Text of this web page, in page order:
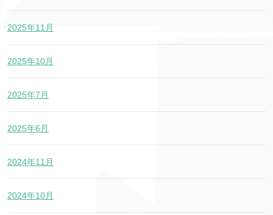
2025年11月
2025年10月
2025年7月
2025年6月
2024年11月
2024年10月